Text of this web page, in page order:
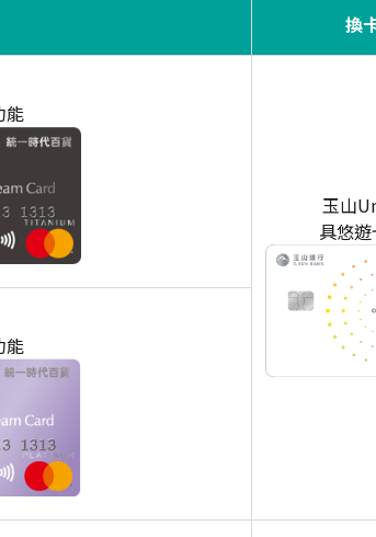
換
能
玉山
具悠
能